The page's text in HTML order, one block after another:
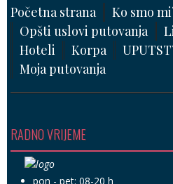
Početna strana Ko smo
Opšti uslovi putovanja
Hoteli
Korpa
Moja putovanja
RADNO VRIJEME
pon - pet: 08-20 h